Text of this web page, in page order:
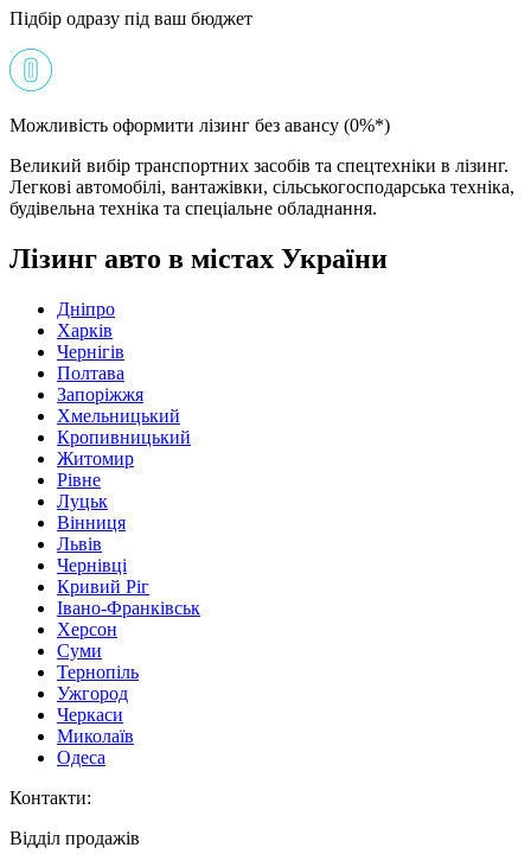
Підбір одразу під ваш бюджет
Можливість оформити лізинг без авансу (0%*)
Великий вибір транспортних засобів та спецтехніки в лізинг.
Легкові автомобілі, вантажівки, сільськогосподарська техніка,
будівельна техніка та спеціальне обладнання.
Лізинг авто в містах України
Дніпро
Харків
Чернігів
Полтава
Запоріжжя
Хмельницький
Кропивницький
Житомир
Рівне
Луцьк
Вінниця
Львів
Чернівці
Кривий Ріг
Івано-Франківськ
Херсон
Суми
Тернопіль
Ужгород
Черкаси
Миколаїв
Одеса
Контакти:
Відділ продажів